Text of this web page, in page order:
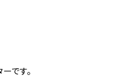
です。